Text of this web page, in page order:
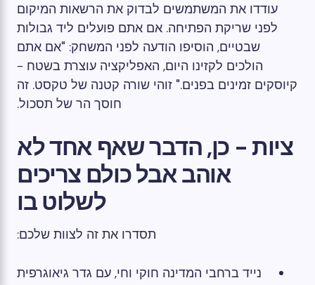
עודדו את המשתמשים לבדוק את הרשאות המיקום
לפני שריקת הפתיחה. אם אתם פועלים ליד גבולות
שבטיים, הוסיפו הודעה לפני המשחק: "אם אתם
הולכים לקזינו היום, האפליקציה עוצרת בשטח -
קיוסקים זמינים בפנים." זוהי שורה קטנה של טקסט. זה
חוסך הר של תסכול.
ציות - כן, הדבר שאף אחד לא
אוהב אבל כולם צריכים
לשלוט בו
תסדרו את זה לצוות שלכם:
נייד ברחבי המדינה חוקי וחי, עם גדר גיאוגרפית